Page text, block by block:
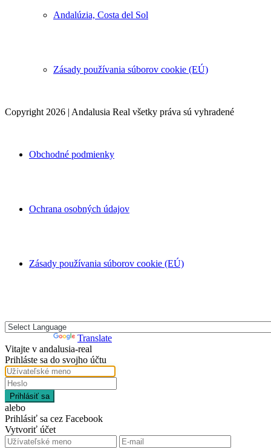
Andalúzia, Costa del Sol
Zásady používania súborov cookie (EÚ)
Copyright 2026 | Andalusia Real všetky práva sú vyhradené
Obchodné podmienky
Ochrana osobných údajov
Zásady používania súborov cookie (EÚ)
Translate
Vitajte v andalusia-real
Prihláste sa do svojho účtu
Prihlásiť sa
alebo
Prihlásiť sa cez Facebook
Vytvoriť účet